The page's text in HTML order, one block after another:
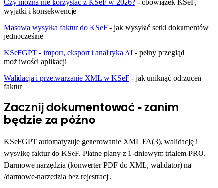
Czy można nie korzystać z KSeF w 2026? - obowiązek KSeF,
wyjątki i konsekwencje
Masowa wysyłka faktur do KSeF - jak wysyłać setki dokumentów
jednocześnie
KSeFGPT - import, eksport i analityka AI - pełny przegląd
możliwości aplikacji
Walidacja i przetwarzanie XML w KSeF - jak uniknąć odrzuceń
faktur
Zacznij dokumentować - zanim
będzie za późno
KSeFGPT automatyzuje generowanie XML FA(3), walidację i
wysyłkę faktur do KSeF. Płatne plany z 1-dniowym trialem PRO.
Darmowe narzędzia (konwerter PDF do XML, walidator) na
/darmowe-narzedzia bez rejestracji.